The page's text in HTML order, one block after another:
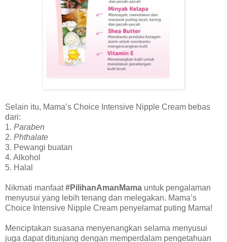
Selain itu, Mama’s Choice Intensive Nipple Cream bebas
dari:
1. Paraben
2. Phthalate
3. Pewangi buatan
4. Alkohol
5. Halal
Nikmati manfaat#PilihanAmanMama untuk pengalaman
menyusui yang lebih tenang dan melegakan. Mama’s
Choice Intensive Nipple Cream penyelamat puting Mama!
Menciptakan suasana menyenangkan selama menyusui
juga dapat ditunjang dengan memperdalam pengetahuan